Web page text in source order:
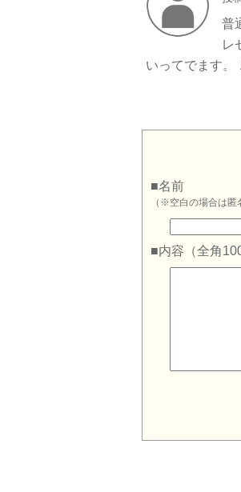
普
レ
いってでます。
■名前
（※空白の場合は匿
■内容（全角